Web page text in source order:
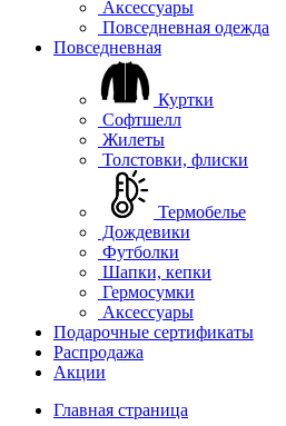
Аксессуары
Повседневная одежда
Повседневная
Куртки
Софтшелл
Жилеты
Толстовки, флиски
Термобелье
Дождевики
Футболки
Шапки, кепки
Гермосумки
Аксессуары
Подарочные сертификаты
Распродажа
Акции
Главная страница